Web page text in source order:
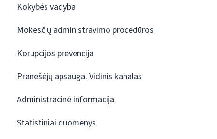
Kokybės vadyba
Mokesčių administravimo procedūros
Korupcijos prevencija
Pranešėjų apsauga. Vidinis kanalas
Administracinė informacija
Statistiniai duomenys